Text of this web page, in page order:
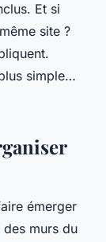
Et si
site ?
simple…
émerger
murs du